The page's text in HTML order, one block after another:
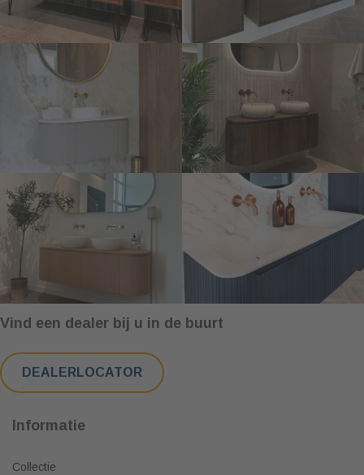
Vind een dealer bij u in de buurt
DEALERLOCATOR
Informatie
Collectie